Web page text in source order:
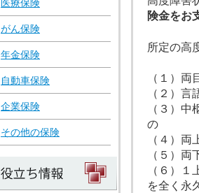
険金をお
所定の高
（１）
（２）
（３）
の
（４）
（５）
（６）
を全く永
医療保険
がん保険
年金保険
自動車保険
企業保険
その他の保険